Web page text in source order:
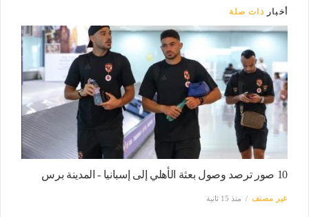
أخبار ذات صلة
10 صور ترصد وصول بعثة الأهلي إلى إسبانيا - المدينة برس
غير مصنف منذ 15 ثانية